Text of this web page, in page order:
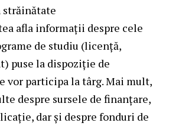
afla informații despre cele
de studiu (licență,
puse la dispoziție de
vor participa la târg. Mai mult,
despre sursele de finanțare,
dar și despre fonduri de